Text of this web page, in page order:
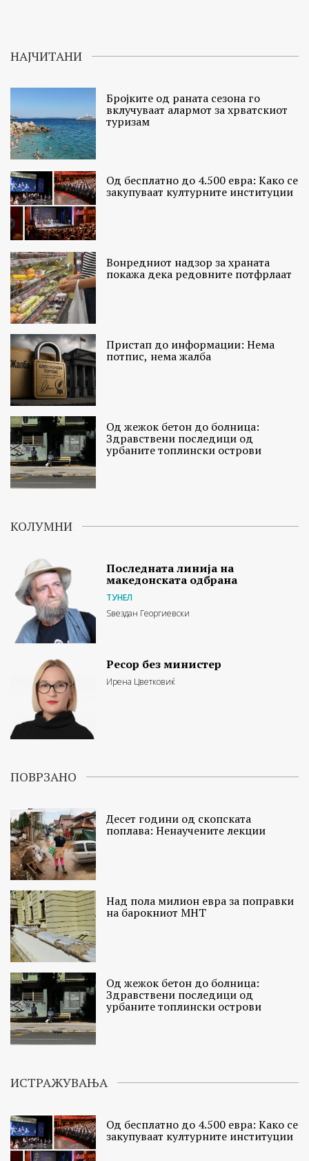
НАЈЧИТАНИ
Бројките од раната сезона го
вклучуваат алармот за хрватскиот
туризам
Од бесплатно до 4.500 евра: Како се
закупуваат културните институции
Вонредниот надзор за храната
покажа дека редовните потфрлаат
Пристап до информации: Нема
потпис, нема жалба
Од жежок бетон до болница:
Здравствени последици од
урбаните топлински острови
КОЛУМНИ
Последната линија на
македонската одбрана
ТУНЕЛ
Ѕвездан Георгиевски
Ресор без министер
Ирена Цветковиќ
ПОВРЗАНО
Десет години од скопската
поплава: Ненаучените лекции
Над пола милион евра за поправки
на барокниот МНТ
Од жежок бетон до болница:
Здравствени последици од
урбаните топлински острови
ИСТРАЖУВАЊА
Од бесплатно до 4.500 евра: Како се
закупуваат културните институции